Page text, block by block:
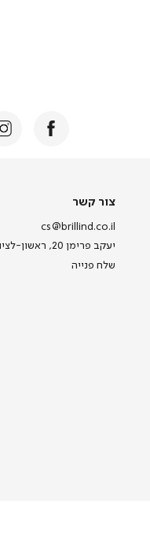
צור
צור קשר
cs@brillind.co.il
יעקב פרימן 20, ראשון-לציון
שלח פנייה